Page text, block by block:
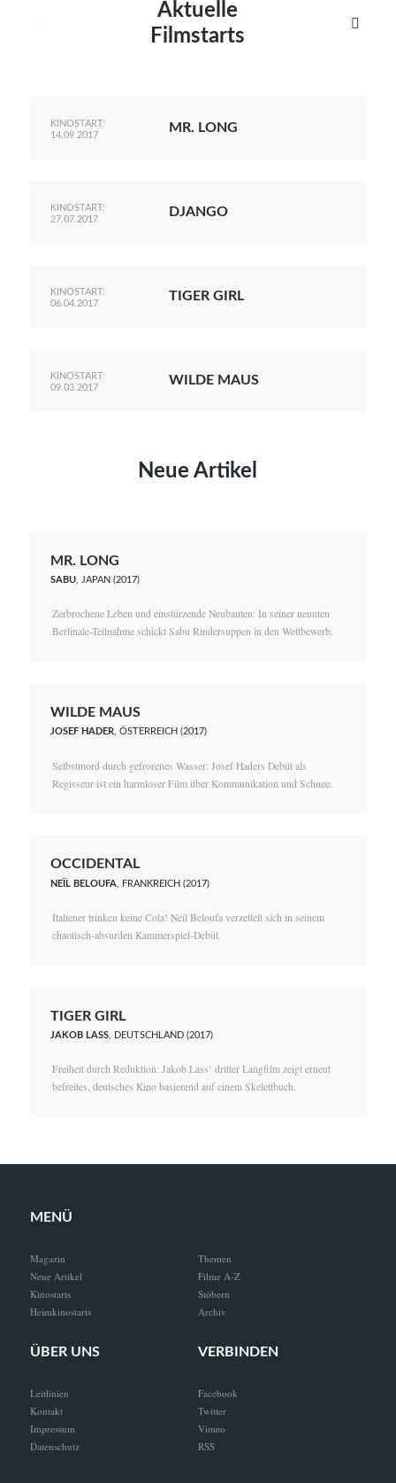
Aktuelle
Filmstarts

KINOSTART:
14.09.2017
MR. LONG
KINOSTART:
27.07.2017
DJANGO
KINOSTART:
06.04.2017
TIGER GIRL
KINOSTART:
09.03.2017
WILDE MAUS
Neue Artikel
MR. LONG
SABU , JAPAN (2017)
Zerbrochene Leben und einstürzende Neubauten: In seiner neunten
Berlinale-Teilnahme schickt Sabu Rindersuppen in den Wettbewerb.
WILDE MAUS
JOSEF HADER , ÖSTERREICH (2017)
Selbstmord durch gefrorenes Wasser: Josef Haders Debüt als
Regisseur ist ein harmloser Film über Kommunikation und Schnee.
OCCIDENTAL
NEÏL BELOUFA , FRANKREICH (2017)
Italiener trinken keine Cola! Neïl Beloufa verzettelt sich in seinem
chaotisch-absurden Kammerspiel-Debüt.
TIGER GIRL
JAKOB LASS , DEUTSCHLAND (2017)
Freiheit durch Reduktion: Jakob Lass’ dritter Langfilm zeigt erneut
befreites, deutsches Kino basierend auf einem Skelettbuch.
MENÜ
Magazin
Neue Artikel
Kinostarts
Heimkinostarts
Themen
Filme A-Z
Stöbern
Archiv
ÜBER UNS
Leitlinien
Kontakt
Impressum
Datenschutz
VERBINDEN
Facebook
Twitter
Vimeo
RSS